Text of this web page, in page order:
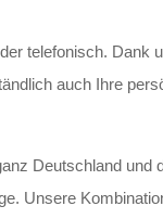
telefonisch. Dank
auch Ihre
Deutschland und
Unsere